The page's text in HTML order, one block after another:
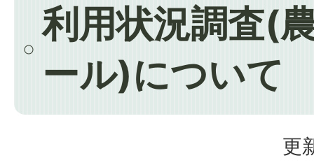
利用状況調査(
ール)について
更